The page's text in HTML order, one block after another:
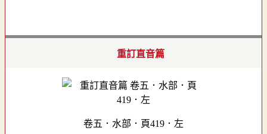
重訂直音篇
卷五．水部．頁419．左